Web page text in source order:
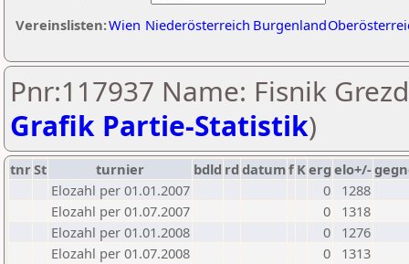
Vereinslisten:Wien Niederösterreich Burgenland
Pnr:117937 Name: Fisnik
Grafik Partie-Statistik)
tnrSt turnier bdld rd datumf Kerg elo+/-
Elozahl per 01.01.2007
0
1288
Elozahl per 01.07.2007
0
1318
Elozahl per 01.01.2008
0
1276
Elozahl per 01.07.2008
0
1313